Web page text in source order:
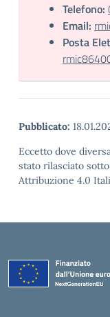
Telefono:
Email:
Posta
Pubblicato:
Eccetto dove
stato rilasciato
Attribuzione 4.0